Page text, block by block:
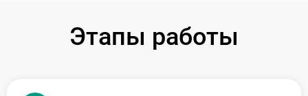
Этапы работы